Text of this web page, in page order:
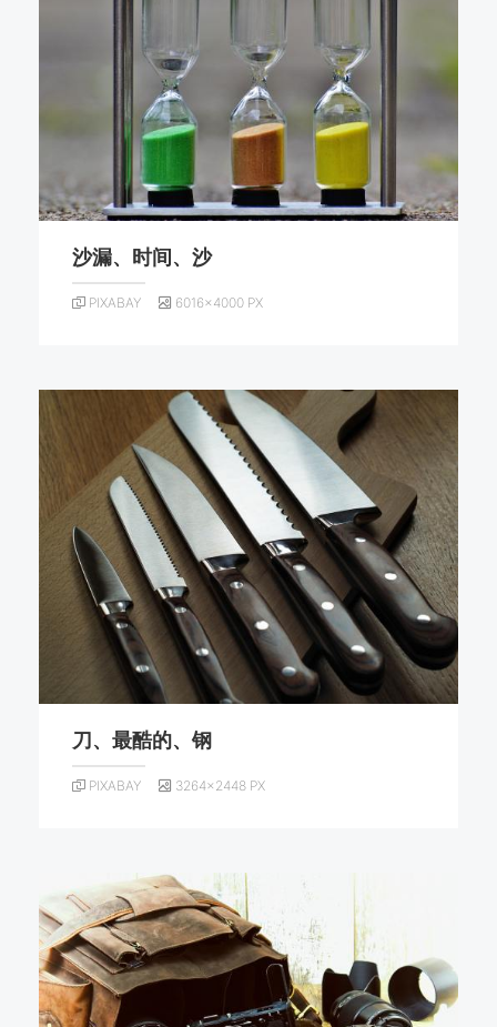
沙漏、时间、沙
PIXABAY 6016×4000 PX
刀、最酷的、钢
PIXABAY 3264×2448 PX